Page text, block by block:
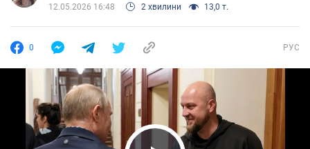
12.05.2026 16:48 2 хвилини 13,0 т.
0 РУС